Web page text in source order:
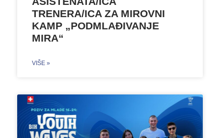
TRENERA/ICA ZA MIROVNI
KAMP „PODMLAĐIVANJE
MIRA“
VIŠE »